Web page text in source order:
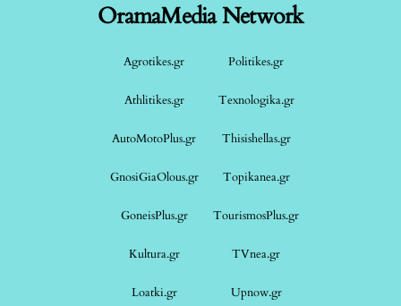
OramaMedia Network
Agrotikes.gr Politikes.gr
Athlitikes.gr Texnologika.gr
AutoMotoPlus.gr Thisishellas.gr
GnosiGiaOlous.gr Topikanea.gr
GoneisPlus.gr TourismosPlus.gr
Kultura.gr TVnea.gr
Loatki.gr Upnow.gr